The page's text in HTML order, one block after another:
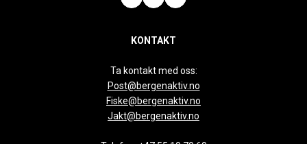
KONTAKT
Ta kontakt med oss:
Post@bergenaktiv.no
Fiske@bergenaktiv.no
Jakt@bergenaktiv.no